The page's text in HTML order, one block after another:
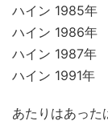
ハイン 1985年
ハイン 1986年
ハイン 1987年
ハイン 1991年
あたりはあった